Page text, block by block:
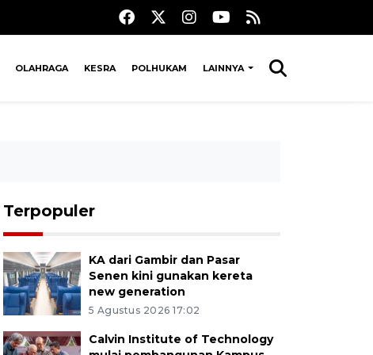
OLAHRAGA KESRA POLHUKAM LAINNYA
Terpopuler
KA dari Gambir dan Pasar
Senen kini gunakan kereta
new generation
5 Agustus 2026 17:02
Calvin Institute of Technology